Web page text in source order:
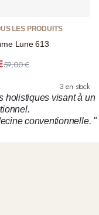
LES PRODUITS
Lune 613
59,00€
initial
était :
59,00 €.
actuel
est :
48,00 €.
3 en stock
holistiques visant à un
conventionnelle. "